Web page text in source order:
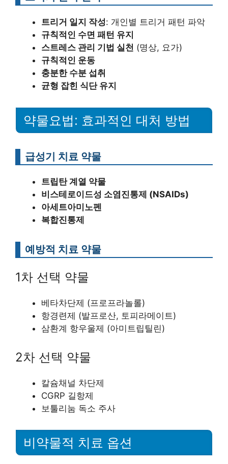
트리거 일지 작성: 개인별 트리거 패턴 파악
규칙적인 수면 패턴 유지
스트레스 관리 기법 실천 (명상, 요가)
규칙적인 운동
충분한 수분 섭취
균형 잡힌 식단 유지
약물요법: 효과적인 대처 방법
급성기 치료 약물
트립탄 계열 약물
비스테로이드성 소염진통제 (NSAIDs)
아세트아미노펜
복합진통제
예방적 치료 약물
1차 선택 약물
베타차단제 (프로프라놀롤)
항경련제 (발프로산, 토피라메이트)
삼환계 항우울제 (아미트립틸린)
2차 선택 약물
칼슘채널 차단제
CGRP 길항제
보툴리눔 독소 주사
비약물적 치료 옵션